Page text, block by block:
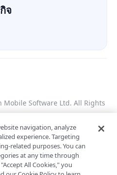
จ
กำหนดในการให้บริการ
งค่าคุกกี้
Mobile Software Ltd. All Rights
บการประมวลผลเอกสาร
navigation, analyze
experience. Targeting
related purposes. You can
at any time through
All Cookies," you